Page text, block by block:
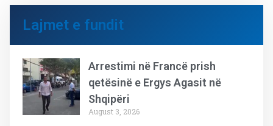
Lajmet e fundit
Arrestimi në Francë prish
qetësinë e Ergys Agasit në
Shqipëri
August 3, 2026